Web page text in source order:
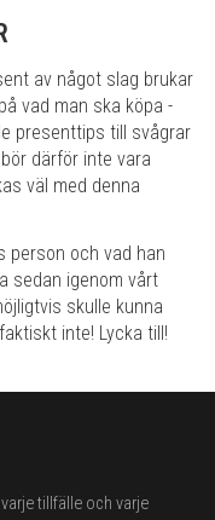
av något slag brukar
vad man ska köpa -
presenttips till svågrar
därför inte vara
väl med denna
person och vad han
sedan igenom vårt
skulle kunna
inte! Lycka till!
tillfälle och varje